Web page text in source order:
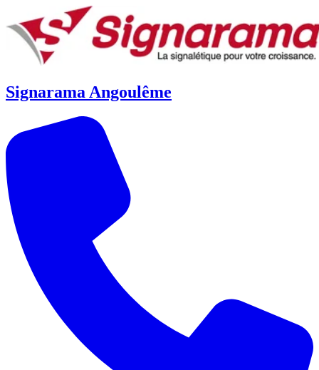
Signarama Angoulême